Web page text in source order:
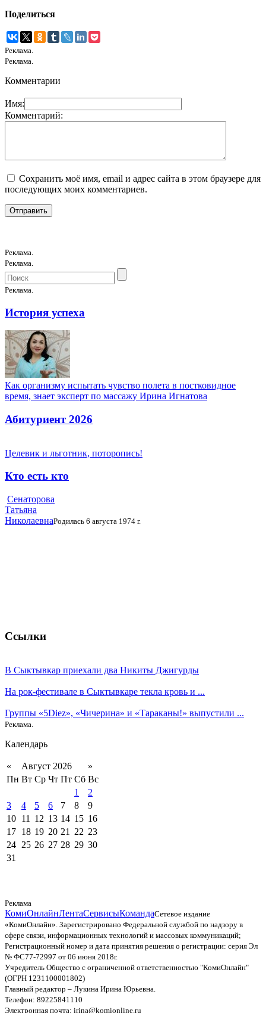
Поделиться
Реклама.
Реклама.
Комментарии
Имя:
Комментарий:
Сохранить моё имя, email и адрес сайта в этом браузере для
последующих моих комментариев.
Реклама.
Реклама.
Реклама.
История успеха
Как организму испытать чувство полета в постковидное
время, знает эксперт по массажу Ирина Игнатова
Абитуриент 2026
Целевик и льготник, поторопись!
Кто есть кто
Сенаторова
Татьяна
НиколаевнаРодилась 6 августа 1974 г.
Ссылки
В Сыктывкар приехали два Никиты Джигурды
На рок-фестивале в Сыктывкаре текла кровь и ...
Группы «5Diez», «Чичерина» и «Тараканы!» выпустили ...
Реклама.
Календарь
« Август 2026
»
Пн Вт Ср Чт Пт Сб Вс
1
2
3
4 5 6 7 8
9
10 11 12 13 14 15 16
17 18 19 20 21 22 23
24 25 26 27 28 29 30
31
Реклама
КомиОнлайнЛентаСервисыКомандаСетевое издание
«КомиОнлайн». Зарегистрировано Федеральной службой по надзору в
сфере связи, информационных технологий и массовых коммуникаций;
Регистрационный номер и дата принятия решения о регистрации: серия Эл
№ ФС77-72997 от 06 июня 2018г.
Учредитель Общество с ограниченной ответственностью "КомиОнлайн"
(ОГРН 1231100001802)
Главный редактор – Лукина Ирина Юрьевна.
Телефон: 89225841110
Электронная почта: irina@komionline.ru